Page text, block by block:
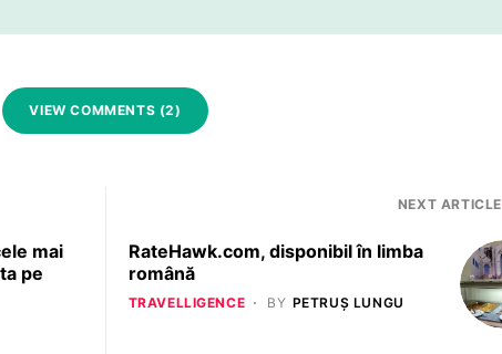
VIEW COMMENTS (2)
mai
pe
NEXT ARTICLE
RateHawk.com, disponibil în limba
română
TRAVELLIGENCE BY PETRUȘ LUNGU